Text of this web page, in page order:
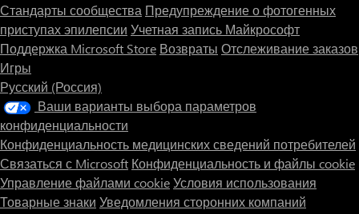
Стандарты сообщества Предупреждение о фотогенных
приступах эпилепсии Учетная запись Майкрософт
Поддержка Microsoft Store Возвраты Отслеживание заказов
Игры
Русский (Россия)
Ваши варианты выбора параметров
конфиденциальности
Конфиденциальность медицинских сведений потребителей
Связаться с Microsoft Конфиденциальность и файлы cookie
Управление файлами cookieУсловия использования
Товарные знаки Уведомления сторонних компаний